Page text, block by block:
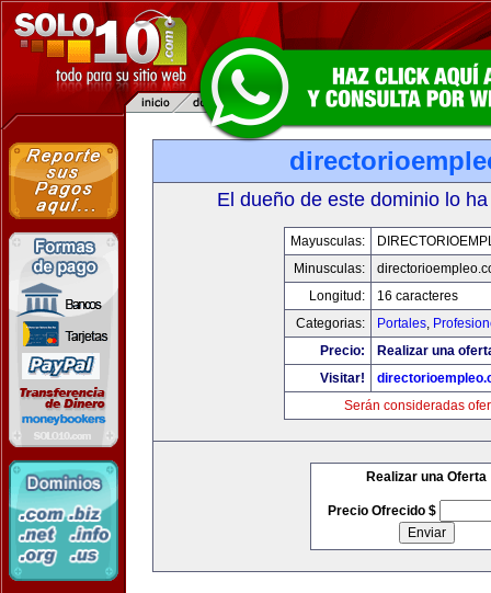
El dueño de este dominio lo
Mayusculas:
Minusculas:
Longitud:
16 caracteres
Categorias:
Portales,
Precio:
Realizar una
Visitar!
Serán consideradas
Realizar una Oferta
Precio Ofrecido $